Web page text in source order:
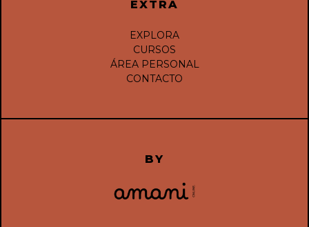
EXTRA
EXPLORA
CURSOS
ÁREA PERSONAL
CONTACTO
BY